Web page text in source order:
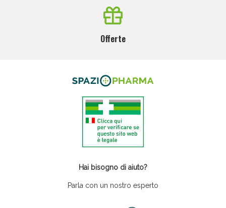
Offerte
Hai bisogno di aiuto?
Parla con un nostro esperto